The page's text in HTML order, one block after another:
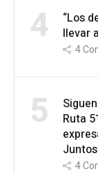
4
“Los
llevar
4
5
Ruta
4